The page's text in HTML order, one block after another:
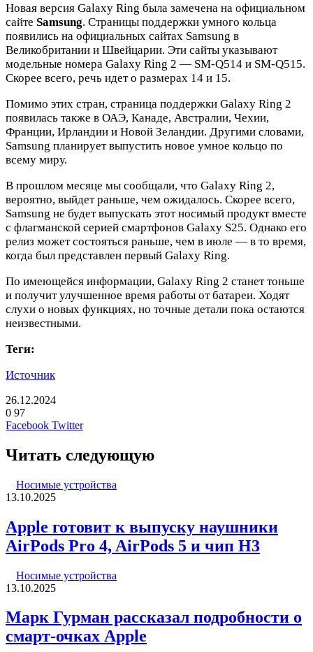
Новая версия Galaxy Ring была замечена на официальном
сайте Samsung. Страницы поддержки умного кольца
появились на официальных сайтах Samsung в
Великобритании и Швейцарии. Эти сайты указывают
модельные номера Galaxy Ring 2 — SM-Q514 и SM-Q515.
Скорее всего, речь идет о размерах 14 и 15.
Помимо этих стран, страница поддержки Galaxy Ring 2
появилась также в ОАЭ, Канаде, Австралии, Чехии,
Франции, Ирландии и Новой Зеландии. Другими словами,
Samsung планирует выпустить новое умное кольцо по
всему миру.
В прошлом месяце мы сообщали, что Galaxy Ring 2,
вероятно, выйдет раньше, чем ожидалось. Скорее всего,
Samsung не будет выпускать этот носимый продукт вместе
с флагманской серией смартфонов Galaxy S25. Однако его
релиз может состояться раньше, чем в июле — в то время,
когда был представлен первый Galaxy Ring.
По имеющейся информации, Galaxy Ring 2 станет тоньше
и получит улучшенное время работы от батареи. Ходят
слухи о новых функциях, но точные детали пока остаются
неизвестными.
Теги:
Источник
26.12.2024
0 97
Facebook TwitterLinkedIn
Pinterest
Вконтакте
Одноклассники
Skype
WhatsApp
Telegram
Viber
Читать следующую
Носимые устройства
13.10.2025
Apple готовит к выпуску наушники
AirPods Pro 4, AirPods 5 и чип H3
Носимые устройства
13.10.2025
Марк Гурман рассказал подробности о
смарт-очках Apple